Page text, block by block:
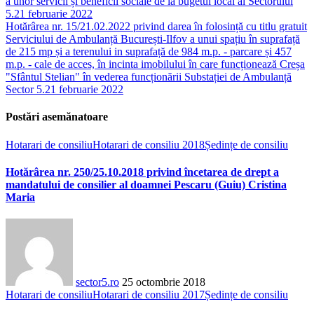
5.21 februarie 2022
Hotărârea nr. 15/21.02.2022 privind darea în folosință cu titlu gratuit
Serviciului de Ambulanță București-Ilfov a unui spațiu în suprafață
de 215 mp și a terenului in suprafață de 984 m.p. - parcare și 457
m.p. - cale de acces, în incinta imobilului în care funcționează Creșa
"Sfântul Stelian" în vederea funcționării Substației de Ambulanță
Sector 5.21 februarie 2022
Postări asemănatoare
Hotarari de consiliuHotarari de consiliu 2018Ședințe de consiliu
Hotărârea nr. 250/25.10.2018 privind încetarea de drept a
mandatului de consilier al doamnei Pescaru (Guiu) Cristina
Maria
sector5.ro 25 octombrie 2018
Hotarari de consiliuHotarari de consiliu 2017Ședințe de consiliu